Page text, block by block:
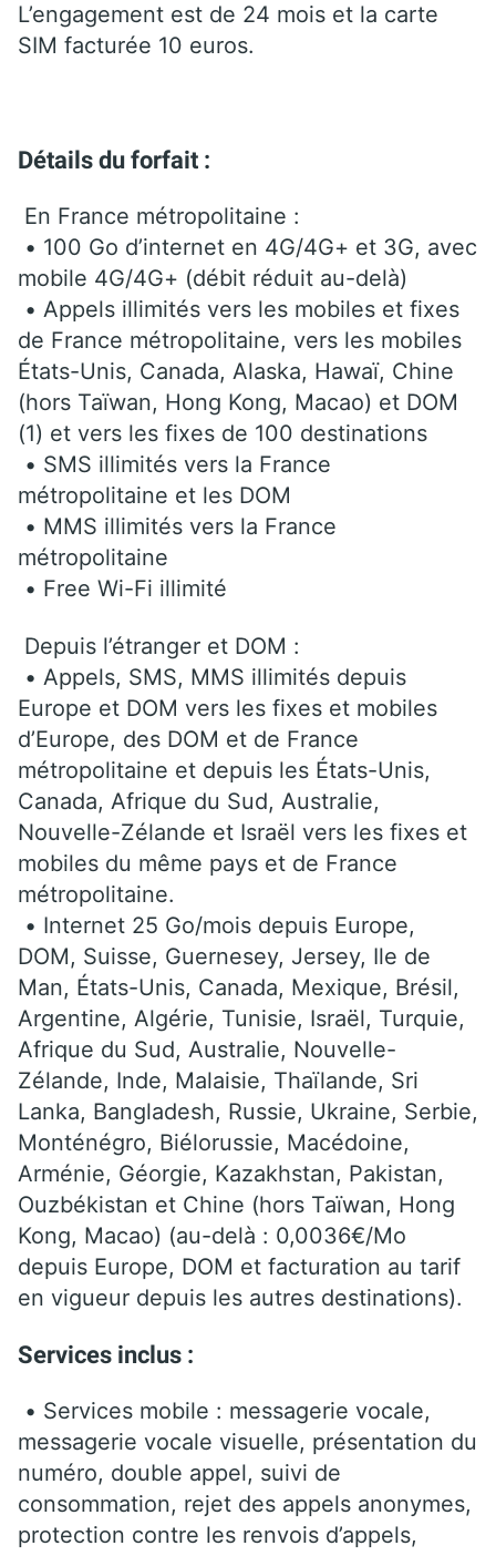
L’engagement est de 24 mois et la carte
SIM facturée 10 euros.
Détails du forfait :
En France métropolitaine :
• 100 Go d’internet en 4G/4G+ et 3G, avec
mobile 4G/4G+ (débit réduit au-delà)
• Appels illimités vers les mobiles et fixes
de France métropolitaine, vers les mobiles
États-Unis, Canada, Alaska, Hawaï, Chine
(hors Taïwan, Hong Kong, Macao) et DOM
(1) et vers les fixes de 100 destinations
• SMS illimités vers la France
métropolitaine et les DOM
• MMS illimités vers la France
métropolitaine
• Free Wi-Fi illimité
Depuis l’étranger et DOM :
• Appels, SMS, MMS illimités depuis
Europe et DOM vers les fixes et mobiles
d’Europe, des DOM et de France
métropolitaine et depuis les États-Unis,
Canada, Afrique du Sud, Australie,
Nouvelle-Zélande et Israël vers les fixes et
mobiles du même pays et de France
métropolitaine.
• Internet 25 Go/mois depuis Europe,
DOM, Suisse, Guernesey, Jersey, Ile de
Man, États-Unis, Canada, Mexique, Brésil,
Argentine, Algérie, Tunisie, Israël, Turquie,
Afrique du Sud, Australie, Nouvelle-
Zélande, Inde, Malaisie, Thaïlande, Sri
Lanka, Bangladesh, Russie, Ukraine, Serbie,
Monténégro, Biélorussie, Macédoine,
Arménie, Géorgie, Kazakhstan, Pakistan,
Ouzbékistan et Chine (hors Taïwan, Hong
Kong, Macao) (au-delà : 0,0036€/Mo
depuis Europe, DOM et facturation au tarif
en vigueur depuis les autres destinations).
Services inclus :
• Services mobile : messagerie vocale,
messagerie vocale visuelle, présentation du
numéro, double appel, suivi de
consommation, rejet des appels anonymes,
protection contre les renvois d’appels,